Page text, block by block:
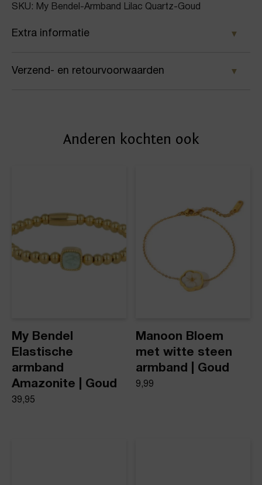
SKU: My Bendel-Armband Lilac Quartz-Goud
Extra informatie
Kleur
Kralen armbanden
Verzend- en retourvoorwaarden
afleveradres. Voor geplaatste bestellingen geldt bij
Anderen kochten ook
My Bendel
Elastische
armband
Amazonite | Goud
39,95
Manoon Bloem
met witte steen
armband | Goud
9,99